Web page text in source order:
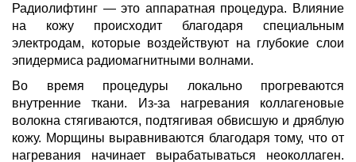
Радиолифтинг — это аппаратная процедура. Влияние
на кожу происходит благодаря специальным
электродам, которые воздействуют на глубокие слои
эпидермиса радиомагнитными волнами.
Во время процедуры локально прогреваются
внутренние ткани. Из-за нагревания коллагеновые
волокна стягиваются, подтягивая обвисшую и дряблую
кожу. Морщины выравниваются благодаря тому, что от
нагревания начинает вырабатываться неоколлаген.